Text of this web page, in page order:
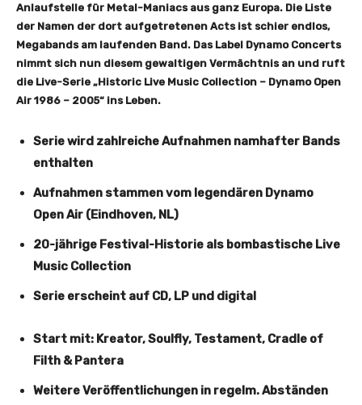
Anlaufstelle für Metal-Maniacs aus ganz Europa. Die Liste
der Namen der dort aufgetretenen Acts ist schier endlos,
Megabands am laufenden Band. Das Label Dynamo Concerts
nimmt sich nun diesem gewaltigen Vermächtnis an und ruft
die Live-Serie „Historic Live Music Collection – Dynamo Open
Air 1986 – 2005“ ins Leben.
Serie wird zahlreiche Aufnahmen namhafter Bands
enthalten
Aufnahmen stammen vom legendären Dynamo
Open Air (Eindhoven, NL)
20-jährige Festival-Historie als bombastische Live
Music Collection
Serie erscheint auf CD, LP und digital
Start mit: Kreator, Soulfly, Testament, Cradle of
Filth & Pantera
Weitere Veröffentlichungen in regelm. Abständen